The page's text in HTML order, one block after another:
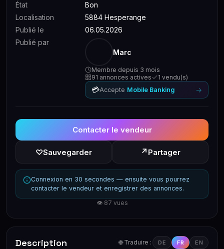
État
Bon
Localisation
5884 Hesperange
Publié le
06.05.2026
Publié par
Marc
Membre depuis 3 mois
91 annonces actives
1 vendu(s)
💳Accepte Mobile Banking →
Contacter le vendeur
♡Sauvegarder ↗ Partager
Connexion en 30 secondes — ensuite vous pourrez
contacter le vendeur et enregistrer des annonces.
👁 87 vues
Description 🌐 Traduire : DE FR EN